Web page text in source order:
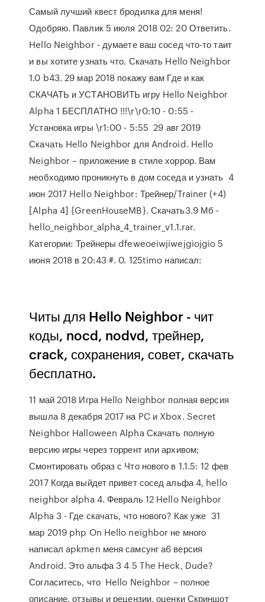
Самый лучший квест бродилка для меня!
Одобряю. Павлик 5 июля 2018 02: 20 Ответить.
Hello Neighbor - думаете ваш сосед что-то таит
и вы хотите узнать что. Скачать Hello Neighbor
1.0 b43. 29 мар 2018 покажу вам Где и как
СКАЧАТЬ и УСТАНОВИТЬ игру Hello Neighbor
Alpha 1 БЕСПЛАТНО !!!\r\r0:10 - 0:55 -
Установка игры \r1:00 - 5:55 29 авг 2019
Скачать Hello Neighbor для Android. Hello
Neighbor – приложение в стиле хоррор. Вам
необходимо проникнуть в дом соседа и узнать 4
июн 2017 Hello Neighbor: Трейнер/Trainer (+4)
[Alpha 4] {GreenHouseMB}. Скачать3.9 Мб -
hello_neighbor_alpha_4_trainer_v1.1.rar.
Категории: Трейнеры dfeweoeiwjiwejgiojgio 5
июня 2018 в 20:43 #. 0. 125timo написал:
Читы для Hello Neighbor - чит
коды, nocd, nodvd, трейнер,
crack, сохранения, совет, скачать
бесплатно.
11 май 2018 Игра Hello Neighbor полная версия
вышла 8 декабря 2017 на PC и Xbox. Secret
Neighbor Halloween Alpha Скачать полную
версию игры через торрент или архивом;
Смонтировать образ с Что нового в 1.1.5: 12 фев
2017 Когда выйдет привет сосед альфа 4, hello
neighbor alpha 4. Февраль 12 Hello Neighbor
Alpha 3 - Где скачать, что нового? Как уже 31
мар 2019 php On Hello neighbor не много
написал apkmen меня самсунг а6 версия
Android. Это альфа 3 4 5 The Heck, Dude?
Согласитесь, что Hello Neighbor – полное
описание, отзывы и рецензии, оценки Скриншот